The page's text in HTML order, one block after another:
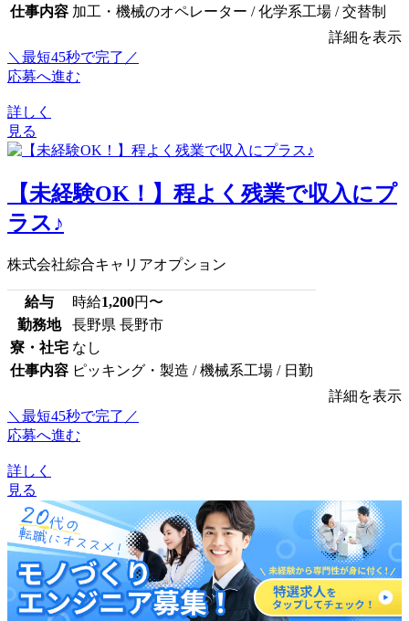
仕事内容 加工・機械のオペレーター / 化学系工場 / 交替制
詳細を表示
＼最短45秒で完了／
応募へ進む
詳しく
見る
【未経験OK！】程よく残業で収入にプ
ラス♪
株式会社綜合キャリアオプション
給与 時給1,200円〜
勤務地
長野県 長野市
寮・社宅 なし
仕事内容 ピッキング・製造 / 機械系工場 / 日勤
詳細を表示
＼最短45秒で完了／
応募へ進む
詳しく
見る